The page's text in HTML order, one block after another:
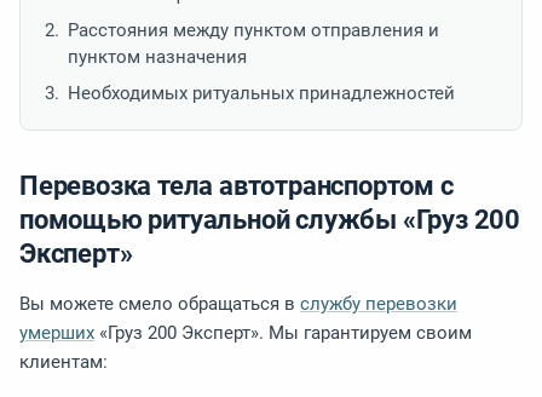
Расстояния между пунктом отправления и
пунктом назначения
Необходимых ритуальных принадлежностей
Перевозка тела автотранспортом с
помощью ритуальной службы «Груз 200
Эксперт»
Вы можете смело обращаться в службу перевозки
умерших «Груз 200 Эксперт». Мы гарантируем своим
клиентам: